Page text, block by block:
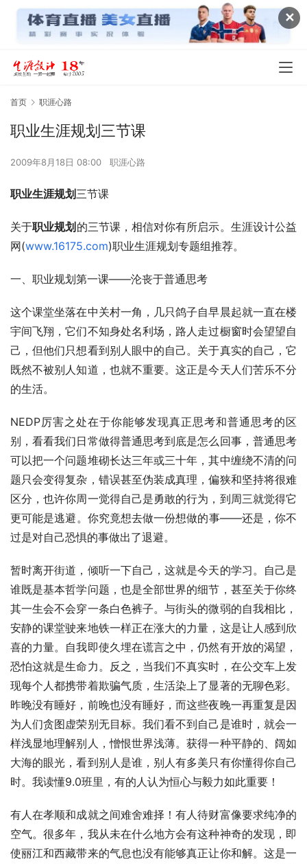
✕
首页 职涯心路
职业生涯规划三节课
2009年8月18日 08:00 职涯心路
职业生涯规划三节课
关于职业规划的三节课，相信对你有所启示。生涯设计公益
网(www.16175.com)职业生涯规划专题组推荐。
一、职业规划第一课——沦丧于普通思考
这个课堂坐落在中关村一角，几只鸽子自早晨起就一直在楼
宇间飞翔，它们不知身处名利场，路人走过橱窗时会望望自
己，但他们只想看到别人眼中的自己。关于真实的自己，它
既然不被别人知道，也就不重要。这正是今天人们苦乐不分
的生活。
NEDP厉害之处在于你能够发现真正思考和普通思考的区
别，看看我们日常做得普通思考到底是怎么回事，普通思考
可以把一个问题堆砌长达三年或三十年，其中缠绕不清的问
题只会变得复杂，错误甚至伪装成真理，偏狭和坚持将很难
区分，也许你周一觉得自己是勇敢的行为，到周三就觉得它
更可能是逃避。你究竟想去做一份想做的事——还是，你不
过是对自己恐惧的事做出了退避。
暂时离开街道，倾听一下自己，这就是今天的学习。自己是
谁既是基本哲学问题，也是全部世界的细节，甚至关于你终
其一生会不会穿一条白色裤子。与街头的微弱的自我相比，
安静的课堂驶来地铁一样正在涨大的力量，这是让人感到欣
喜的力量。自我即使久埋在谎言之中，仍然有开放的渴望，
恐怕这就是生命力。反之，当我们不真实时，在公交车上发
现每个人都携带着欺骗气质，生活染上了显著的无聊色彩。
昨晚没有睡好，前晚也没有睡好，而这些夜晚一再重复是因
为人们贪图虚荣别无目标。我们看不到自己是谁时，就会一
样浅显地理解别人，憎恨世界浅薄。获得一种平静的、阔如
大海的眼光，看到别人是谁，别人有多美只有你懂得你自己
时。我读懂9.0班里，有的人认为恒心与毅力如此重要！
有人在孝顺和成就之间难舍难择！有人待财富像要求纯净的
空气。很多年，我从未在什么地方会有这种神奇的发现，即
使丽江和西藏带来的气息也没有能够真正让你和解。这是一